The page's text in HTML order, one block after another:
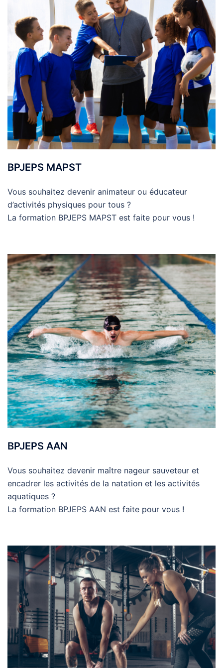
BPJEPS MAPST
Vous souhaitez devenir animateur ou éducateur
d’activités physiques pour tous ?
La formation BPJEPS MAPST est faite pour vous !
BPJEPS AAN
Vous souhaitez devenir maître nageur sauveteur et
encadrer les activités de la natation et les activités
aquatiques ?
La formation BPJEPS AAN est faite pour vous !